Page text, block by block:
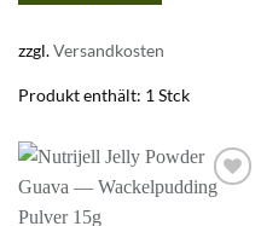
zzgl.Versandkosten
Produkt enthält: 1 Stck
Zur